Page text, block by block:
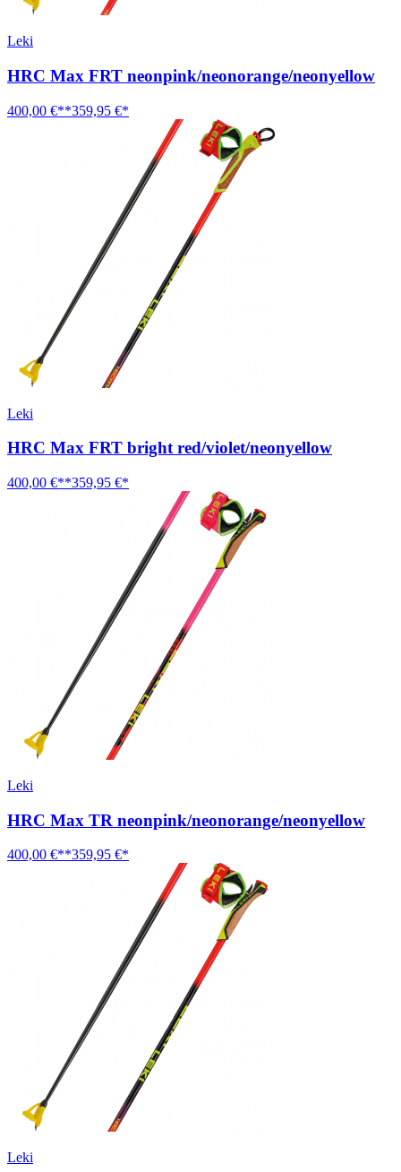
Leki
HRC Max FRT neonpink/neonorange/neonyellow
400,00 €**359,95 €*
Leki
HRC Max FRT bright red/violet/neonyellow
400,00 €**359,95 €*
Leki
HRC Max TR neonpink/neonorange/neonyellow
400,00 €**359,95 €*
Leki